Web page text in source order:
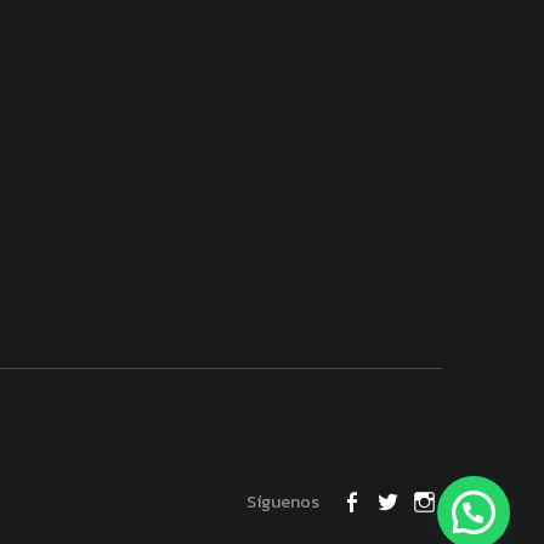
Síguenos
FACEBOOK
TWITTER
INSTAGRAM